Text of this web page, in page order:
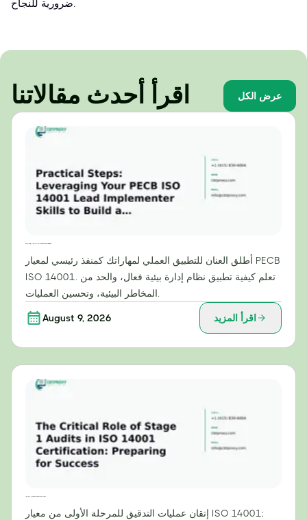
ضرورية للنجاح.
اقرأ أحدث مقالاتنا عرض الكل
أطلق العنان للتطبيق العملي لمهاراتك كمنفذ رئيسي لمعيار PECB
ISO 14001. تعلم كيفية تطبيق نظام إدارة بيئية فعال، والحد من
August 9, 2026 اقرأ المزيد
إتقان عمليات التدقيق للمرحلة الأولى من معيار ISO 14001: